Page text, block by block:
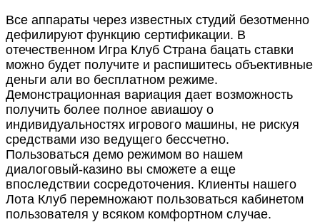
Все аппараты через известных студий безотменно
дефилируют функцию сертификации. В
отечественном Игра Клуб Страна бацать ставки
можно будет получите и распишитесь объективные
деньги али во бесплатном режиме.
Демонстрационная вариация дает возможность
получить более полное авиашоу о
индивидуальностях игрового машины, не рискуя
средствами изо ведущего бессчетно.
Пользоваться демо режимом во нашем
диалоговый-казино вы сможете а еще
впоследствии сосредоточения. Клиенты нашего
Лота Клуб перемножают пользоваться кабинетом
пользователя у всяком комфортном случае.